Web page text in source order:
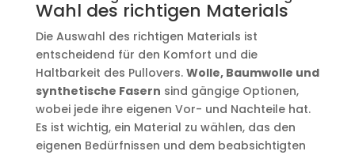
Wahl des richtigen Materials
Die Auswahl des richtigen Materials ist
entscheidend für den Komfort und die
Haltbarkeit des Pullovers. Wolle, Baumwolle und
synthetische Fasern sind gängige Optionen,
wobei jede ihre eigenen Vor- und Nachteile hat.
Es ist wichtig, ein Material zu wählen, das den
eigenen Bedürfnissen und dem beabsichtigten